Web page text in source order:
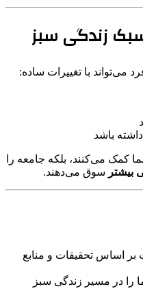
زندگی سبز
می‌تواند با تغییرات ساده:
باشد
کمک می‌کنند، بلکه جامعه را
بیشتر سوق می‌دهند.
بر اساس تحقیقات و منابع
را در مسیر زندگی سبز